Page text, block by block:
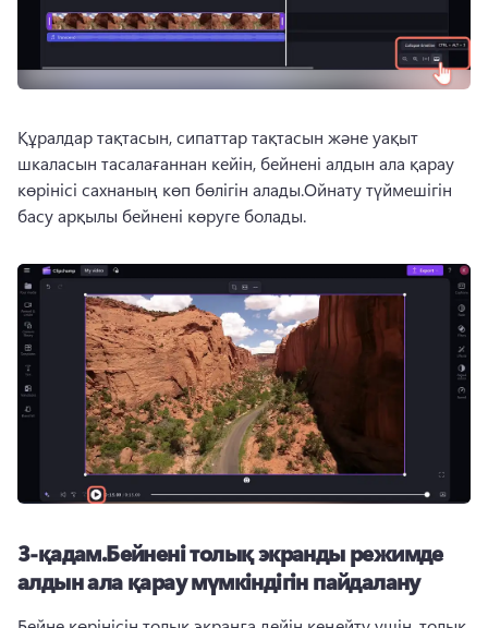
Құралдар тақтасын, сипаттар тақтасын және уақыт
шкаласын тасалағаннан кейін, бейнені алдын ала қарау
көрінісі сахнаның көп бөлігін алады.Ойнату түймешігін
басу арқылы бейнені көруге болады.
3-қадам.Бейнені толық экранды режимде
алдын ала қарау мүмкіндігін пайдалану